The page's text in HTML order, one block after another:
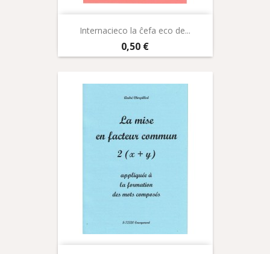
Internacieco la ĉefa eco de...
Prix
0,50 €